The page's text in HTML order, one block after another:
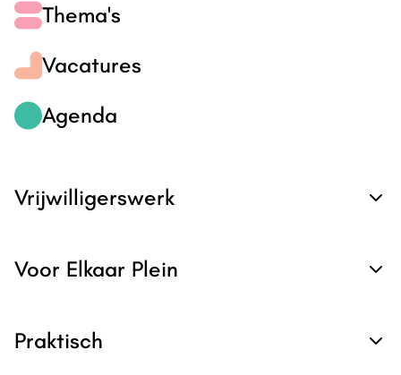
Thema's
Vacatures
Agenda
Vrijwilligerswerk
Voor Elkaar Plein
Praktisch